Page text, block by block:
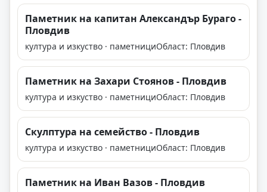
Паметник на капитан Александър Бураго -
Пловдив
култура и изкуство · паметнициОбласт: Пловдив
Паметник на Захари Стоянов - Пловдив
култура и изкуство · паметнициОбласт: Пловдив
Скулптура на семейство - Пловдив
култура и изкуство · паметнициОбласт: Пловдив
Паметник на Иван Вазов - Пловдив